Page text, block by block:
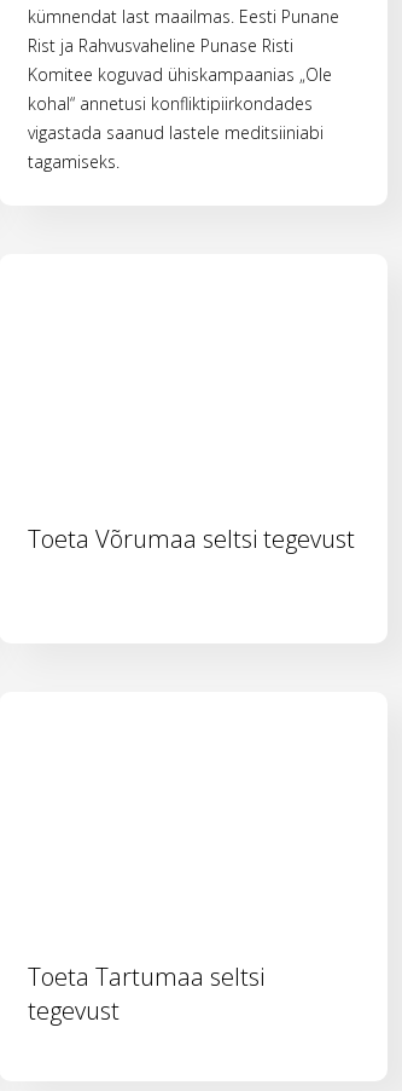
kümnendat last maailmas. Eesti Punane
Rist ja Rahvusvaheline Punase Risti
Komitee koguvad ühiskampaanias „Ole
kohal“ annetusi konfliktipiirkondades
vigastada saanud lastele meditsiiniabi
tagamiseks.
Toeta Võrumaa seltsi tegevust
Toeta Tartumaa seltsi
tegevust